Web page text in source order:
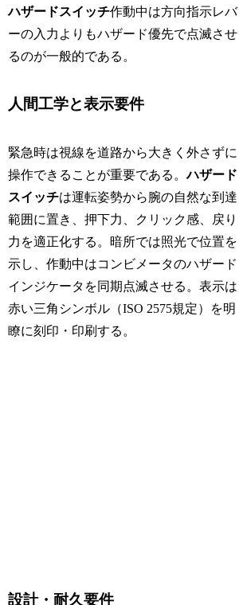
ハザードスイッチ作動中は方向指示レバ
ーの入力よりもハザード優先で点滅させ
るのが一般的である。
人間工学と表示要件
緊急時は視線を道路から大きく外さずに
操作できることが重要である。ハザード
スイッチは運転姿勢から腕の自然な到達
範囲に置き、押下力、クリック感、戻り
力を適正化する。暗所では照光で位置を
示し、作動中はコンビメータのハザード
インジケータを同期点滅させる。表示は
赤い三角シンボル（ISO 2575規定）を明
瞭に刻印・印刷する。
設計・耐久要件